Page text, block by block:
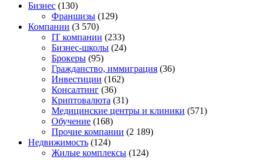
Бизнес (130)
Франшизы (129)
Компании (3 570)
IT компании (233)
Бизнес-школы (24)
Брокеры (95)
Гражданство, иммиграция (36)
Инвестиции (162)
Консалтинг (36)
Криптовалюта (31)
Медицинские центры и клиники (571)
Обучение (168)
Прочие компании (2 189)
Недвижимость (124)
Жилые комплексы (124)